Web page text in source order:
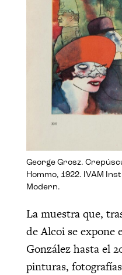
George Grosz.
Hommo, 1922. IVAM
Modern.
La muestra que,
de Alcoi se expone
González hasta el
pinturas,